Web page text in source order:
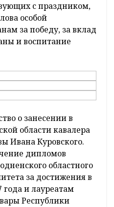
с праздником,
особой
за победу, за вклад
и воспитание
о занесении в
области кавалера
Ивана Куровского.
дипломов
областного
за достижения в
года и лауреатам
Республики